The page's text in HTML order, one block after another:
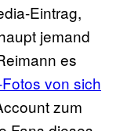
Eintrag,
jemand
es
von sich
zum